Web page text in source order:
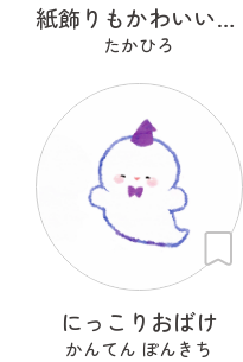
紙飾りもかわいいモチ子ちゃん
たかひろ
にっこりおばけ
かんてん ぽんきち